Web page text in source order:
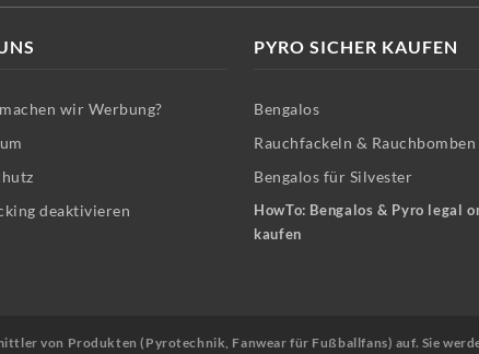
wir Werbung?
deaktivieren
PYRO SICHER KAUFEN
Bengalos
Rauchfackeln & Rauchbomben
Bengalos für Silvester
HowTo: Bengalos & Pyro legal
kaufen
von Produkten (Pyrotechnik, Fanwear für Fußballfans) auf. Sie